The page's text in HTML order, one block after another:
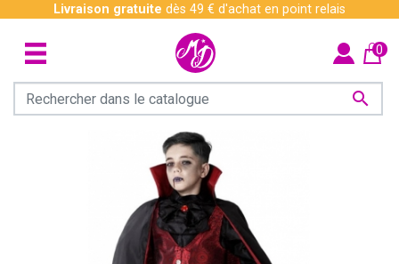
Livraison gratuite dès 49 € d'achat en point relais

0